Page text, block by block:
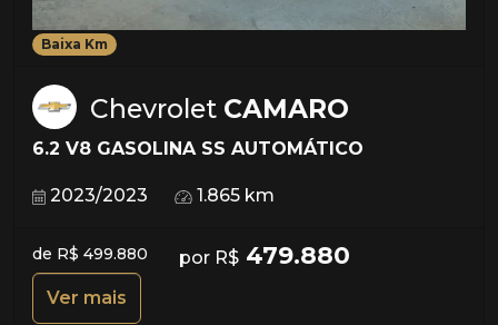
Baixa Km
Chevrolet CAMARO
6.2 V8 GASOLINA SS AUTOMÁTICO
2023/2023 1.865 km
de R$ 499.880 por R$ 479.880
Ver mais